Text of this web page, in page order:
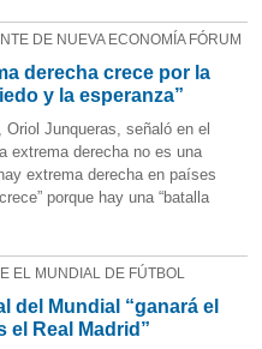
DE NUEVA ECONOMÍA FÓRUM
derecha crece por la
y la esperanza”
Junqueras, señaló en el
extrema derecha no es una
extrema derecha en países
porque hay una “batalla
EL MUNDIAL DE FÚTBOL
del Mundial “ganará el
el Real Madrid”